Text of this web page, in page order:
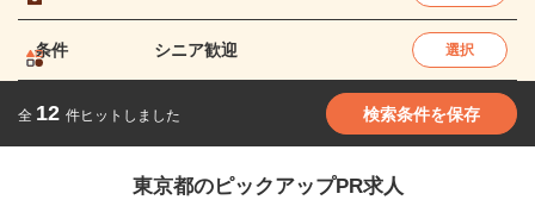
条件 シニア歓迎 選択
全 12 件ヒットしました 検索条件を保存
東京都のピックアップPR求人